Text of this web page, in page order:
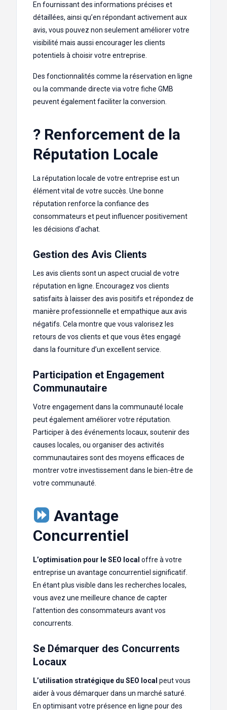
En fournissant des informations précises et
détaillées, ainsi qu’en répondant activement aux
avis, vous pouvez non seulement améliorer votre
visibilité mais aussi encourager les clients
potentiels à choisir votre entreprise.
Des fonctionnalités comme la réservation en ligne
ou la commande directe via votre fiche GMB
peuvent également faciliter la conversion.
? Renforcement de la
Réputation Locale
La réputation locale de votre entreprise est un
élément vital de votre succès. Une bonne
réputation renforce la confiance des
consommateurs et peut influencer positivement
les décisions d’achat.
Gestion des Avis Clients
Les avis clients sont un aspect crucial de votre
réputation en ligne. Encouragez vos clients
satisfaits à laisser des avis positifs et répondez de
manière professionnelle et empathique aux avis
négatifs. Cela montre que vous valorisez les
retours de vos clients et que vous êtes engagé
dans la fourniture d’un excellent service.
Participation et Engagement
Communautaire
Votre engagement dans la communauté locale
peut également améliorer votre réputation.
Participer à des événements locaux, soutenir des
causes locales, ou organiser des activités
communautaires sont des moyens efficaces de
montrer votre investissement dans le bien-être de
votre communauté.
Avantage
Concurrentiel
L’optimisation pour le SEO local offre à votre
entreprise un avantage concurrentiel significatif.
En étant plus visible dans les recherches locales,
vous avez une meilleure chance de capter
l’attention des consommateurs avant vos
concurrents.
Se Démarquer des Concurrents
Locaux
L’utilisation stratégique du SEO local peut vous
aider à vous démarquer dans un marché saturé.
En optimisant votre présence en ligne pour des